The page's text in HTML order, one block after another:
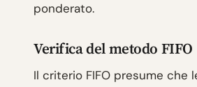
ponderato.
Verifica del metodo FIFO
Il criterio FIFO presume che